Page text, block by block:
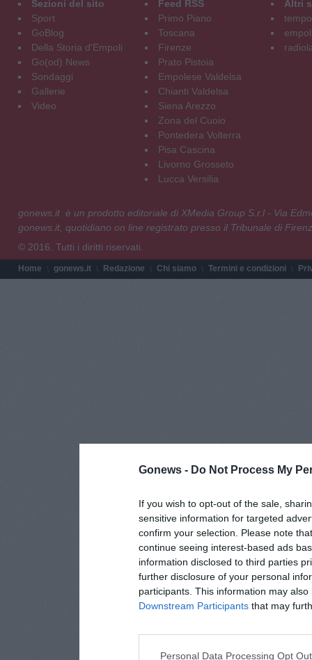
Gonews - Do Not Process My
If you wish to opt-out of the sale,
sensitive information for targeted
confirm your selection. Please note
continue seeing interest-based ads
information disclosed to third parties
further disclosure of your personal
participants. This information may
Downstream Participants that may
Personal Data Processing Opt
Sezioni del sito
Sport
GoBlog
Della Storia d'Empoli
Go(od) News
Sondaggi
Gallerie
Video
Feed RSS
Primo Piano
Toscana
Firenze
Prato Pistoia
Empolese Valdelsa
Chianti Valdelsa
Siena Arezzo
Zona del Cuoio
Pontedera Volterra
Pisa Cascina
Livorno Grosseto
Lucca Versilia
Altri
gonews.it è un prodotto editoriale di XMedia Group S.r.l - Via
gonews.it, quotidiano on line registrato presso il Tribunale di
© 2016. Tutti i diritti riservati.
Home gonews.it Redazione Chi siamo Termini e condizioni